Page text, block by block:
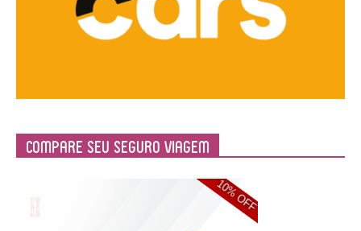
Compare Seu Seguro Viagem